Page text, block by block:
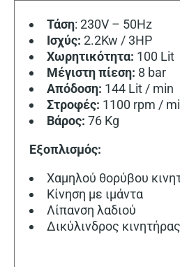
Τάση: 230V – 50Hz
Ισχύς: 2.2Kw / 3HP
Χωρητικότητα: 100 Lit
Μέγιστη πίεση: 8 bar
Απόδοση: 144 Lit / min
Στροφές: 1100 rpm /
Βάρος: 76 Kg
Εξοπλισμός:
Χαμηλού θορύβου
Κίνηση με ιμάντα
Λίπανση λαδιού
Δικύλινδρος κινητήρας